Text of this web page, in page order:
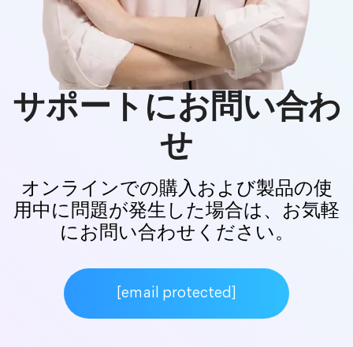
バックアップと転送速度
対応ストレージデバイス PC、モバイルHDD、
ストレージパス 自由に指定
ネットワーク依存性
ユニバーサルリストア
ワンクリックでiPhoneから
ファイルのプレビューと選
択
サポートにお問い合わ
せ
オンラインでの購入および製品の使
用中に問題が発生した場合は、お気軽
にお問い合わせください。
[email protected]